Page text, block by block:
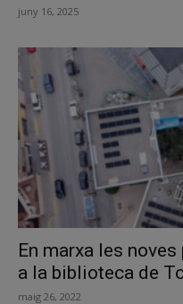
juny 16, 2025
En marxa les
a la biblioteca de
maig 26, 2022